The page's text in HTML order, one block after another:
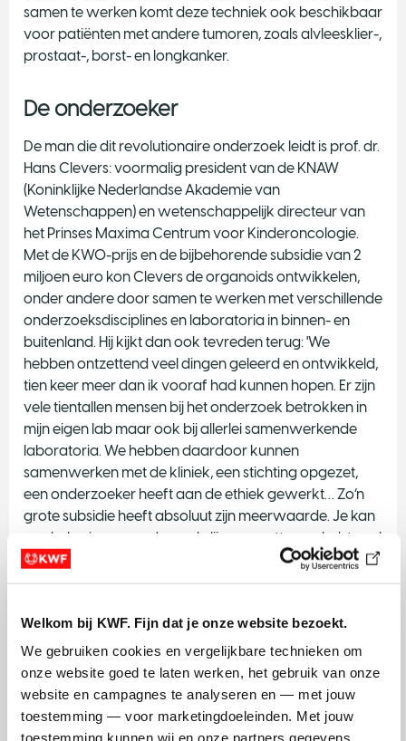
Welkom bij KWF. Fijn dat je onze website bezoekt.
We gebruiken cookies en vergelijkbare technieken om
onze website goed te laten werken, het gebruik van onze
website en campagnes te analyseren en — met jouw
toestemming — voor marketingdoeleinden. Met jouw
toestemming kunnen wij en onze partners gegevens
samen te werken komt deze techniek ook beschikbaar
voor patiënten met andere tumoren, zoals alvleesklier-,
prostaat-, borst- en longkanker.
De onderzoeker
De man die dit revolutionaire onderzoek leidt is prof. dr.
Hans Clevers: voormalig president van de KNAW
(Koninklijke Nederlandse Akademie van
Wetenschappen) en wetenschappelijk directeur van
het Prinses Maxima Centrum voor Kinderoncologie.
Met de KWO-prijs en de bijbehorende subsidie van 2
miljoen euro kon Clevers de organoids ontwikkelen,
onder andere door samen te werken met verschillende
onderzoeksdisciplines en laboratoria in binnen- en
buitenland. Hij kijkt dan ook tevreden terug: 'We
hebben ontzettend veel dingen geleerd en ontwikkeld,
tien keer meer dan ik vooraf had kunnen hopen. Er zijn
vele tientallen mensen bij het onderzoek betrokken in
mijn eigen lab maar ook bij allerlei samenwerkende
laboratoria. We hebben daardoor kunnen
samenwerken met de kliniek, een stichting opgezet,
een onderzoeker heeft aan de ethiek gewerkt… Zo’n
grote subsidie heeft absoluut zijn meerwaarde. Je kan
een hele nieuwe onderzoekslijn neerzetten en hebt veel
middelen om het te laten slagen. Daarom is het goed
dat mensen blijven geven aan KWF!'
De praktijk
Hoewel de organoids ontzettend veelbelovend zijn, is
het helaas nog niet zo ver dat de kweektechniek
momenteel voor iedereen beschikbaar is. Om die dag
dichterbij te brengen blijft KWF ook de komende jaren